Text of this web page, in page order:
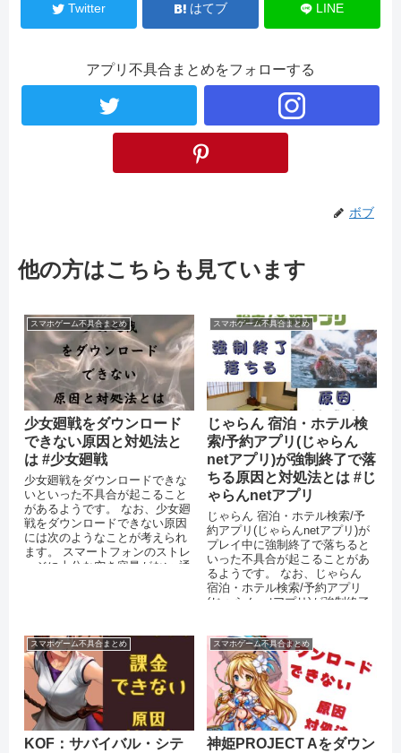
Twitter はてブ LINE
アプリ不具合まとめをフォローする
ボブ
他の方はこちらも見ています
スマホゲーム不具合まとめ
少女廻戦をダウンロード
できない原因と対処法と
は #少女廻戦
少女廻戦をダウンロードできな
いといった不具合が起こること
があるようです。 なお、少女廻
戦をダウンロードできない原因
には次のようなことが考えられ
ます。 スマートフォンのストレ
ージに十分な空き容量がない 通
スマホゲーム不具合まとめ
じゃらん 宿泊・ホテル検
索/予約アプリ(じゃらん
netアプリ)が強制終了で落
ちる原因と対処法とは #じ
ゃらんnetアプリ
じゃらん 宿泊・ホテル検索/予
約アプリ(じゃらんnetアプリ)が
プレイ中に強制終了で落ちると
いった不具合が起こることがあ
るようです。 なお、じゃらん
宿泊・ホテル検索/予約アプリ
(じゃらんnetアプリ)が強制終了
スマホゲーム不具合まとめ
KOF：サバイバル・シテ
スマホゲーム不具合まとめ
神姫PROJECT Aをダウン